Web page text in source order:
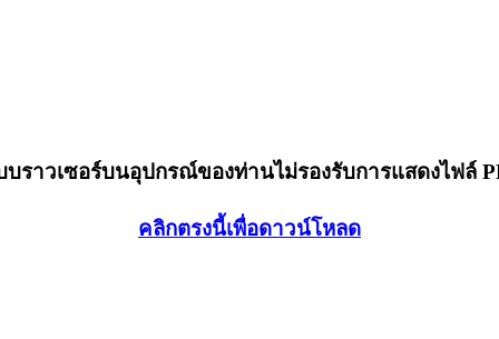
บราวเซอร์บนอุปกรณ์ของท่านไม่รองรับการแสดงไฟล์
คลิกตรงนี้เพื่อดาวน์โหลด